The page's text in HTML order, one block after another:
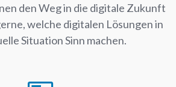
den Weg in die digitale Zukunft
welche digitalen Lösungen in
Situation Sinn machen.